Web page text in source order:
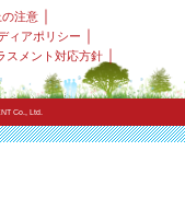
注意 ｜
ィアポリシー ｜
スメント対応方針｜
Co., Ltd.